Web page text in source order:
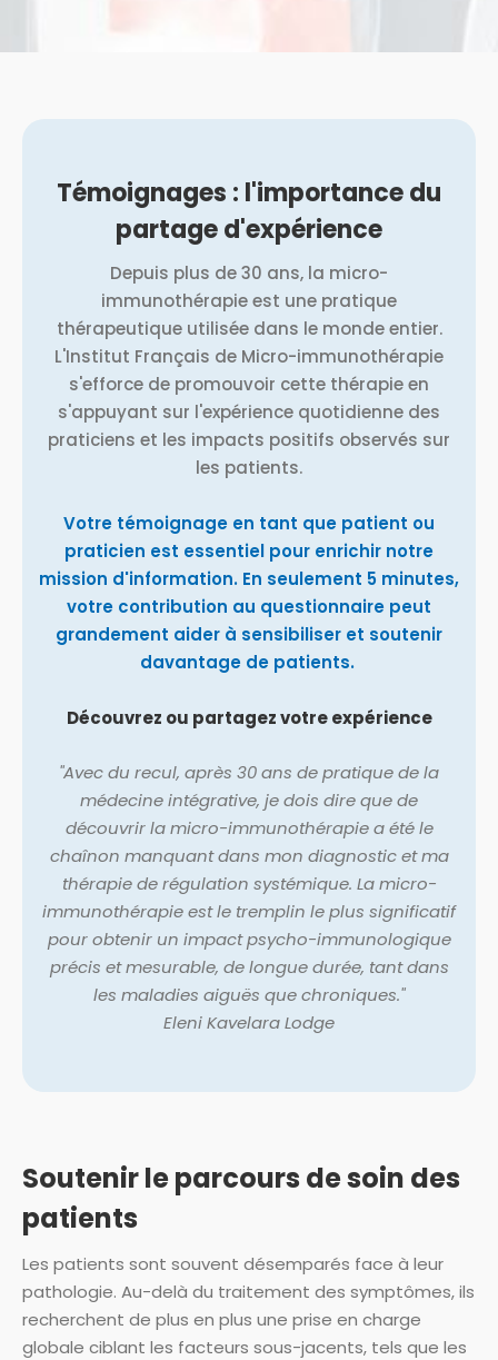
Témoignages : l'importance du
partage d'expérience
Depuis plus de 30 ans, la micro-
immunothérapie est une pratique
thérapeutique utilisée dans le monde entier.
L'Institut Français de Micro-immunothérapie
s'efforce de promouvoir cette thérapie en
s'appuyant sur l'expérience quotidienne des
praticiens et les impacts positifs observés sur
les patients.
Votre témoignage en tant que patient ou
praticien est essentiel pour enrichir notre
mission d'information. En seulement 5 minutes,
votre contribution au questionnaire peut
grandement aider à sensibiliser et soutenir
davantage de patients.
Découvrez ou partagez votre expérience
"Avec du recul, après 30 ans de pratique de la
médecine intégrative, je dois dire que de
découvrir la micro-immunothérapie a été le
chaînon manquant dans mon diagnostic et ma
thérapie de régulation systémique. La micro-
immunothérapie est le tremplin le plus significatif
pour obtenir un impact psycho-immunologique
précis et mesurable, de longue durée, tant dans
les maladies aiguës que chroniques."
Eleni Kavelara Lodge
Soutenir le parcours de soin des
patients
Les patients sont souvent désemparés face à leur
pathologie. Au-delà du traitement des symptômes, ils
recherchent de plus en plus une prise en charge
globale ciblant les facteurs sous-jacents, tels que les